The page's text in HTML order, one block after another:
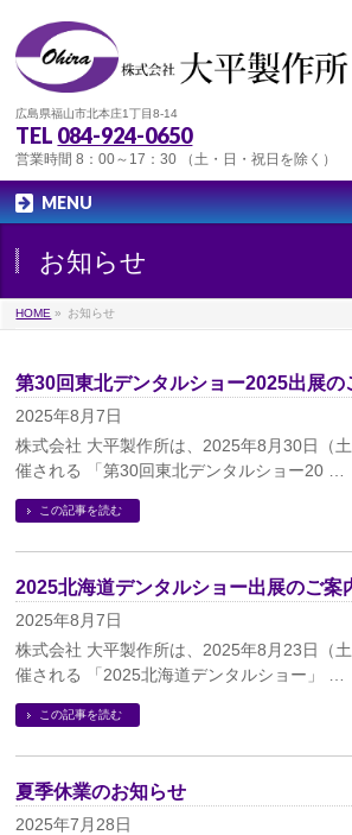
広島県福山市北本庄1丁目8-14
TEL 084-924-0650
営業時間 8：00～17：30 （土・日・祝日を除く）
MENU
お知らせ
HOME » お知らせ
第30回東北デンタルショー2025出展の
2025年8月7日
株式会社 大平製作所は、2025年8月30日（
催される 「第30回東北デンタルショー20 …
この記事を読む
2025北海道デンタルショー出展のご案
2025年8月7日
株式会社 大平製作所は、2025年8月23日（
催される 「2025北海道デンタルショー」 …
この記事を読む
夏季休業のお知らせ
2025年7月28日